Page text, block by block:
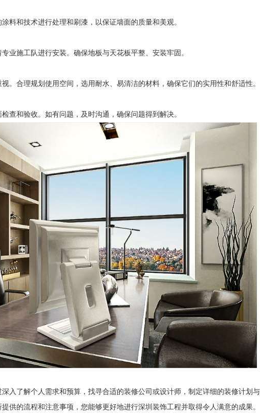
料和技术进行处理和刷漆，以保证墙面的质量和美观。
业施工队进行安装。确保地板与天花板平整、安装牢固。
。合理规划使用空间，选用耐水、易清洁的材料，确保它们的实用性和舒适性。
查和验收。如有问题，及时沟通，确保问题得到解决。
入了解个人需求和预算，找寻合适的装修公司或设计师，制定详细的装修计划
供的流程和注意事项，您能够更好地进行深圳装饰工程并取得令人满意的成果。